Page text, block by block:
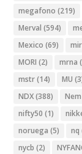
megafono (219)
Merval (594)
Mexico (69)
MORI (2) mrna
mstr(14) MU
NDX(388) Nem
nifty50 (1)
noruega (5) nq
nycb (2)